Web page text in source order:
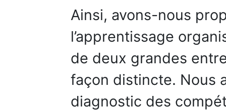
Ainsi, avons-nous
l’apprentissage
de deux grandes
façon distincte. Nous
diagnostic des